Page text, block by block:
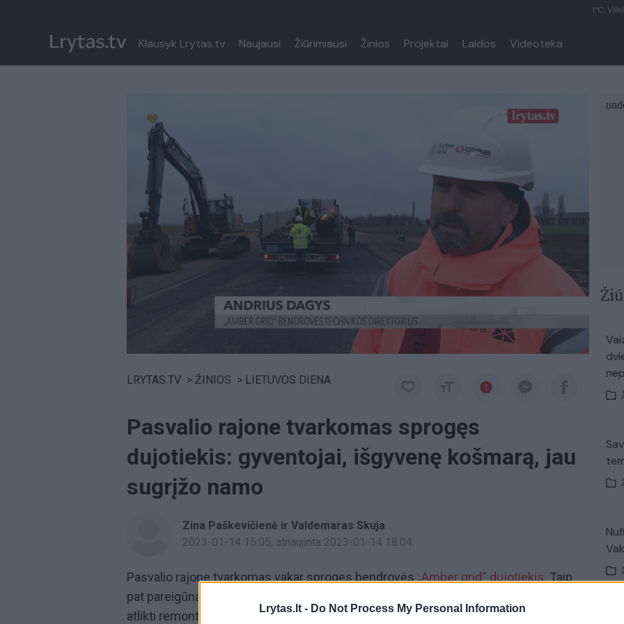
Lrytas.lt - Do Not Process My Personal Information
1°C,
Klausyk Lrytas.tv Naujausi Žiūrimiausi Žinios Projektai Laidos Videoteka
LRYTAS.TV > ŽINIOS > LIETUVOS DIENA
Pasvalio rajone tvarkomas sprogęs
dujotiekis: gyventojai, išgyvenę košmarą, jau
sugrįžo namo
Zina Paškevičienė ir Valdemaras Skuja
2023-01-14 15:05, atnaujinta 2023-01-14 18:04
Pasvalio rajone tvarkomas vakar sprogęs bendrovės „Amber grid“ dujotiekis. Taip
pat pareigūnai aiškinasi sprogimo priežastis. Viena versijų – avarija arba netinkamai
atlikti remonto darbai. Netoliese esančio Valakėlių gyventojai, išgyvenę košmarą, jau